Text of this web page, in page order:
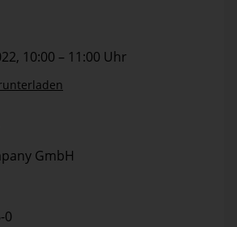
, 10:00 – 11:00 Uhr
GmbH
0